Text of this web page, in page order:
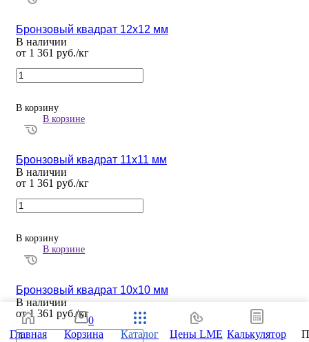
Бронзовый квадрат 12х12 мм
В наличии
от 1 361 руб./кг
В корзину
В корзине
Бронзовый квадрат 11х11 мм
В наличии
от 1 361 руб./кг
В корзину
В корзине
Бронзовый квадрат 10х10 мм
В наличии
от 1 361 руб./кг
Главная
0
Корзина
Каталог Цены LME Калькулятор